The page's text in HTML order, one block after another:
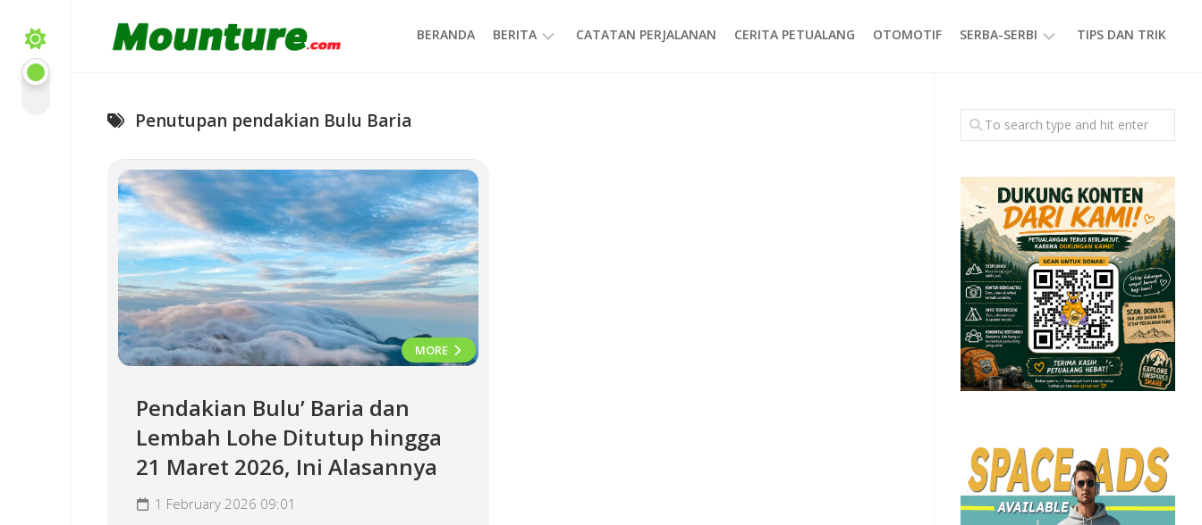
content
BERANDA BERITA CATATAN PERJALANAN CERITA PETUALANG OTOMOTIF SERBA-SERBI
GAYA
HIDUP
TIPS DAN TRIK
Penutupan pendakian Bulu Baria
MORE
Pendakian Bulu’ Baria dan
Lembah Lohe Ditutup hingga
21 Maret 2026, Ini Alasannya
1 February 2026 09:01